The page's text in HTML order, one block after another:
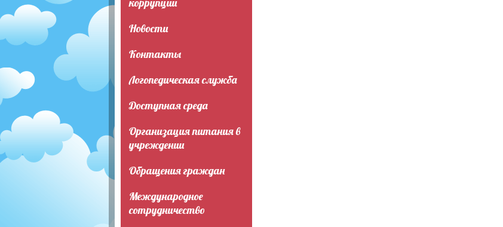
коррупции
Новости
Контакты
Логопедическая служба
Доступная среда
Организация питания в
учреждении
Обращения граждан
Международное
сотрудничество